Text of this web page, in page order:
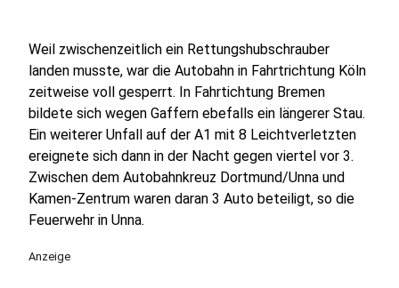
Weil zwischenzeitlich ein Rettungshubschrauber
landen musste, war die Autobahn in Fahrtrichtung Köln
zeitweise voll gesperrt. In Fahrtichtung Bremen
bildete sich wegen Gaffern ebefalls ein längerer Stau.
Ein weiterer Unfall auf der A1 mit 8 Leichtverletzten
ereignete sich dann in der Nacht gegen viertel vor 3.
Zwischen dem Autobahnkreuz Dortmund/Unna und
Kamen-Zentrum waren daran 3 Auto beteiligt, so die
Feuerwehr in Unna.
Anzeige